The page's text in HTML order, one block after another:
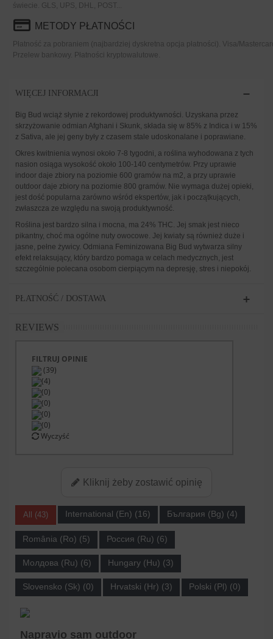
świecie. GLS, UPS, DHL, POST...
METODY PŁATNOŚCI
Płatność za pobraniem (najbardziej dyskretna opcja płatności). Visa/
Przelew bankowy. Płatności kryptowalutowe.
WIĘCEJ INFORMACJI
Big Bud wciąż słynie z rekordowej produktywności. Uzyskana przez
skrzyżowanie odmian Afghani i Skunk, składa się w 85% z Indica i w 15%
z Sativa, ale jej geny były z czasem stale udoskonalane i poprawiane.
Okres kwitnienia wynosi około 7-8 tygodni, a roślina wyhodowana z tych
nasion osiąga wysokość około 100-140 centymetrów. Przy uprawie
indoor daje zbiory na poziomie 600 gramów na m2, a przy uprawie
outdoor daje zbiory na poziomie 800 gramów. Nie wymaga dużej opieki,
jest dość popularna zarówno wśród ekspertów, jak i początkujących,
zwłaszcza ze względu na swoją produktywność.
Roślina jest bardzo silna i mocna, ma 24% THC. Jej smak jest nieco
pikantny, choć ma ogólne nuty owocowe. Jej kwiaty są również duże i
jasne, pełne żywicy. Odmiana Feminizowana Big Bud wytwarza silny
efekt relaksujący, który bardzo pomaga w celach medycznych, jest
szczególnie polecana osobom cierpiącym na depresję, stres i niepokój.
PŁATNOŚĆ / DOSTAWA
REVIEWS
FILTRUJ OPINIE
(39)
(4)
(0)
(0)
(0)
(0)
Wyczyść
Kliknij żeby zostawić opinię
All (43) International (En) (16) България (Bg) (4)
România (Ro) (5) Россия (Ru) (6)
Молдова (Ru) (6) Hungary (Hu) (3)
Slovensko (Sk) (0) Hrvatski (Hr) (3) Polski (Pl) (0)
Napravio sam outdoor